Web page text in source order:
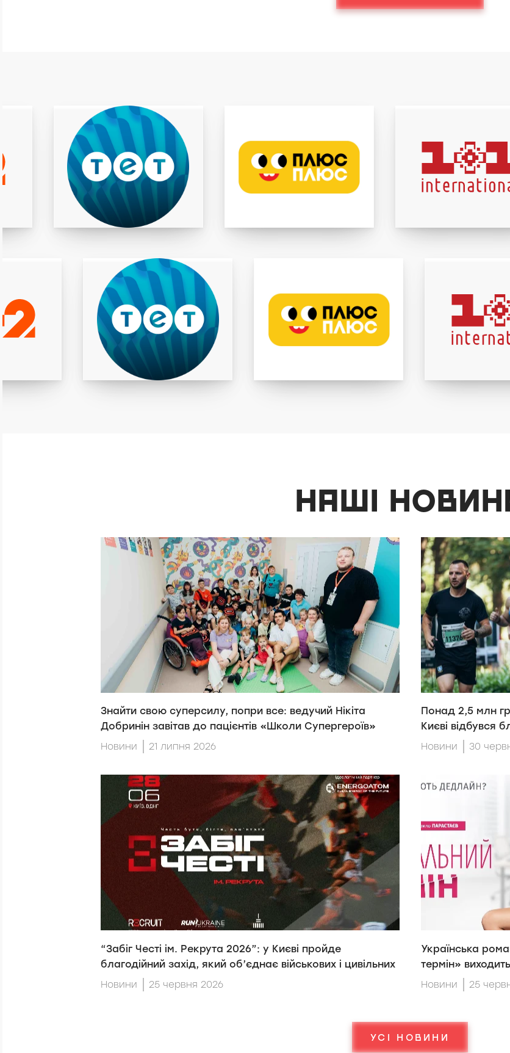
НАШІ
Знайти свою суперсилу, попри все: ведучий Нікіта
Добринін завітав до пацієнтів «Школи Супергероїв»
Новини 21 липня 2026
Понад 2,5 млн
Києві відбувся
Новини 30
“Забіг Честі ім. Рекрута 2026”: у Києві пройде
благодійний захід, який об’єднає військових і цивільних
Новини 25 червня 2026
Українська
термін»
Новини 25
УСІ НОВИНИ